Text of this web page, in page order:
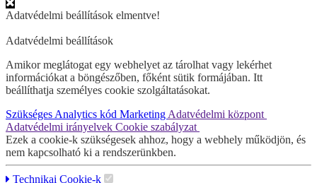
Adatvédelmi beállítások elmentve!
Adatvédelmi beállítások
Amikor meglátogat egy webhelyet az tárolhat vagy lekérhet
információkat a böngészőben, főként sütik formájában. Itt
beállíthatja személyes cookie szolgáltatásokat.
SzükségesAnalytics kód MarketingAdatvédelmi központ
Adatvédelmi irányelvek Cookie szabályzat
Ezek a cookie-k szükségesek ahhoz, hogy a webhely működjön, és
nem kapcsolható ki a rendszerünkben.
Technikai Cookie-k